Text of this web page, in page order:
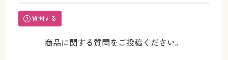
質問する
商品に関する質問をご投稿ください。